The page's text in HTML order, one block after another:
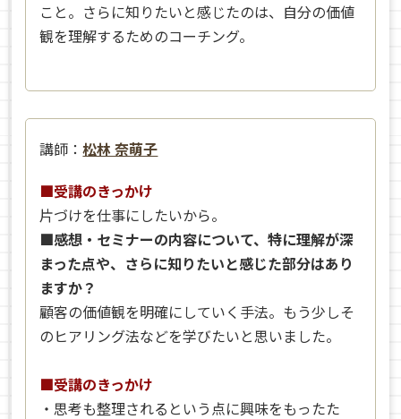
こと。さらに知りたいと感じたのは、自分の価値
観を理解するためのコーチング。
講師：松林 奈萌子
■受講のきっかけ
片づけを仕事にしたいから。
■感想・セミナーの内容について、特に理解が深
まった点や、さらに知りたいと感じた部分はあり
ますか？
顧客の価値観を明確にしていく手法。もう少しそ
のヒアリング法などを学びたいと思いました。
■受講のきっかけ
・思考も整理されるという点に興味をもったた